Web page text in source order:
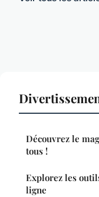
Découvrez le
tous !
Explorez les
ligne